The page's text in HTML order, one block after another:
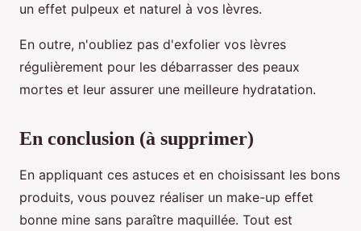
un effet pulpeux et naturel à vos lèvres.
En outre, n'oubliez pas d'exfolier vos lèvres
régulièrement pour les débarrasser des peaux
mortes et leur assurer une meilleure hydratation.
En conclusion (à supprimer)
En appliquant ces astuces et en choisissant les bons
produits, vous pouvez réaliser un make-up effet
bonne mine sans paraître maquillée. Tout est